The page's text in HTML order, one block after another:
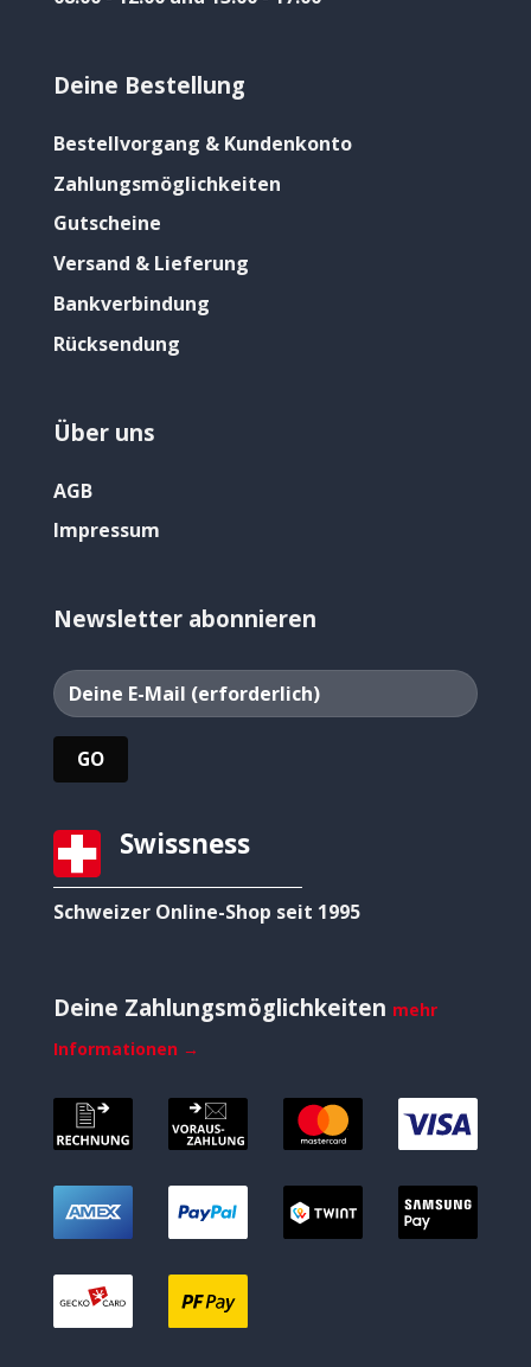
Deine Bestellung
Bestellvorgang & Kundenkonto
Zahlungsmöglichkeiten
Gutscheine
Versand & Lieferung
Bankverbindung
Rücksendung
Über uns
AGB
Impressum
Newsletter abonnieren
Swissness
Schweizer Online-Shop seit 1995
Deine Zahlungsmöglichkeiten mehr
Informationen →